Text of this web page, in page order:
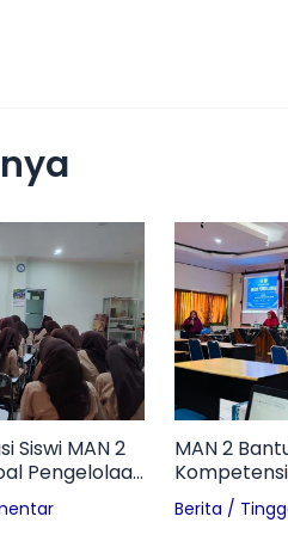
Siswi MAN 2
Pengelolaan
MAN 2
Workshop
Inovatif di
Berita /